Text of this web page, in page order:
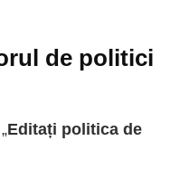
de politici
Editați politica de